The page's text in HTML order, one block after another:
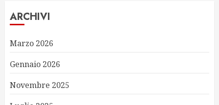
ARCHIVI
Marzo 2026
Gennaio 2026
Novembre 2025